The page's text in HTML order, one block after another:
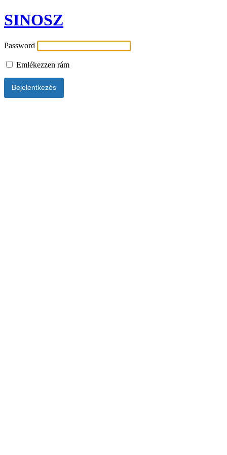
SINOSZ
Password
Emlékezzen rám